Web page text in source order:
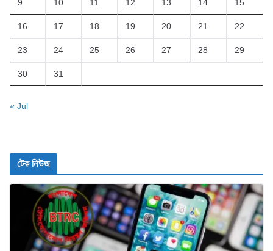
9 10 11 12 13 14 15
16 17 18 19 20 21 22
23 24 25 26 27 28 29
30 31
« Jul
টেক নিউজ